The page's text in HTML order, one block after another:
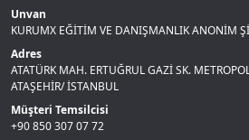
Unvan
KURUMX EĞİTİM VE DANIŞMANLIK ANONİM
Adres
ATATÜRK MAH. ERTUĞRUL GAZİ SK.
ATAŞEHİR/ İSTANBUL
Müşteri Temsilcisi
+90 850 307 07 72